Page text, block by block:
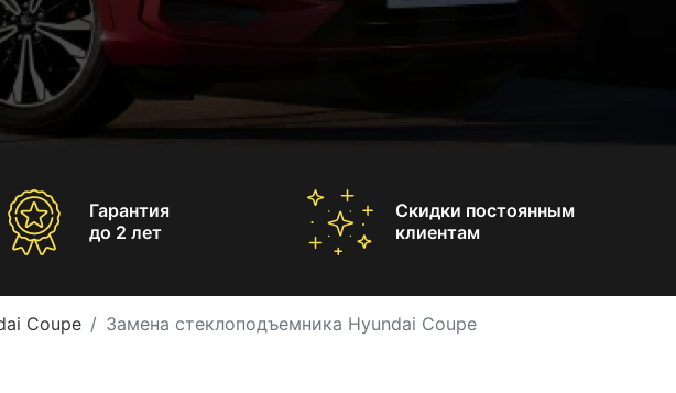
Гарантия
до 2 лет
Скидки постоянным
клиентам
Coupe Замена стеклоподъемника Hyundai Coupe